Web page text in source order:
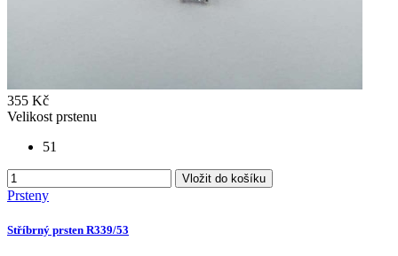
355 Kč
Velikost prstenu
51
Vložit do košíku
Prsteny
Stříbrný prsten R339/53